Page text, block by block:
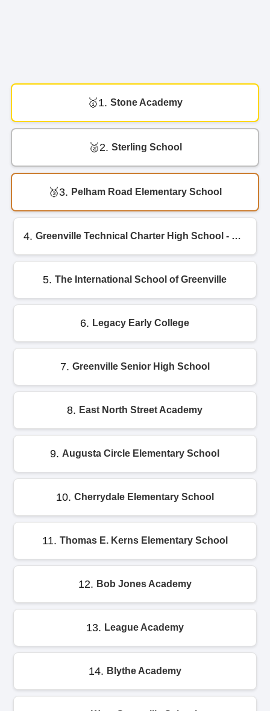
1. Stone Academy
2. Sterling School
3. Pelham Road Elementary School
4. Greenville Technical Charter High School - Offices
5. The International School of Greenville
6. Legacy Early College
7. Greenville Senior High School
8. East North Street Academy
9. Augusta Circle Elementary School
10. Cherrydale Elementary School
11. Thomas E. Kerns Elementary School
12. Bob Jones Academy
13. League Academy
14. Blythe Academy